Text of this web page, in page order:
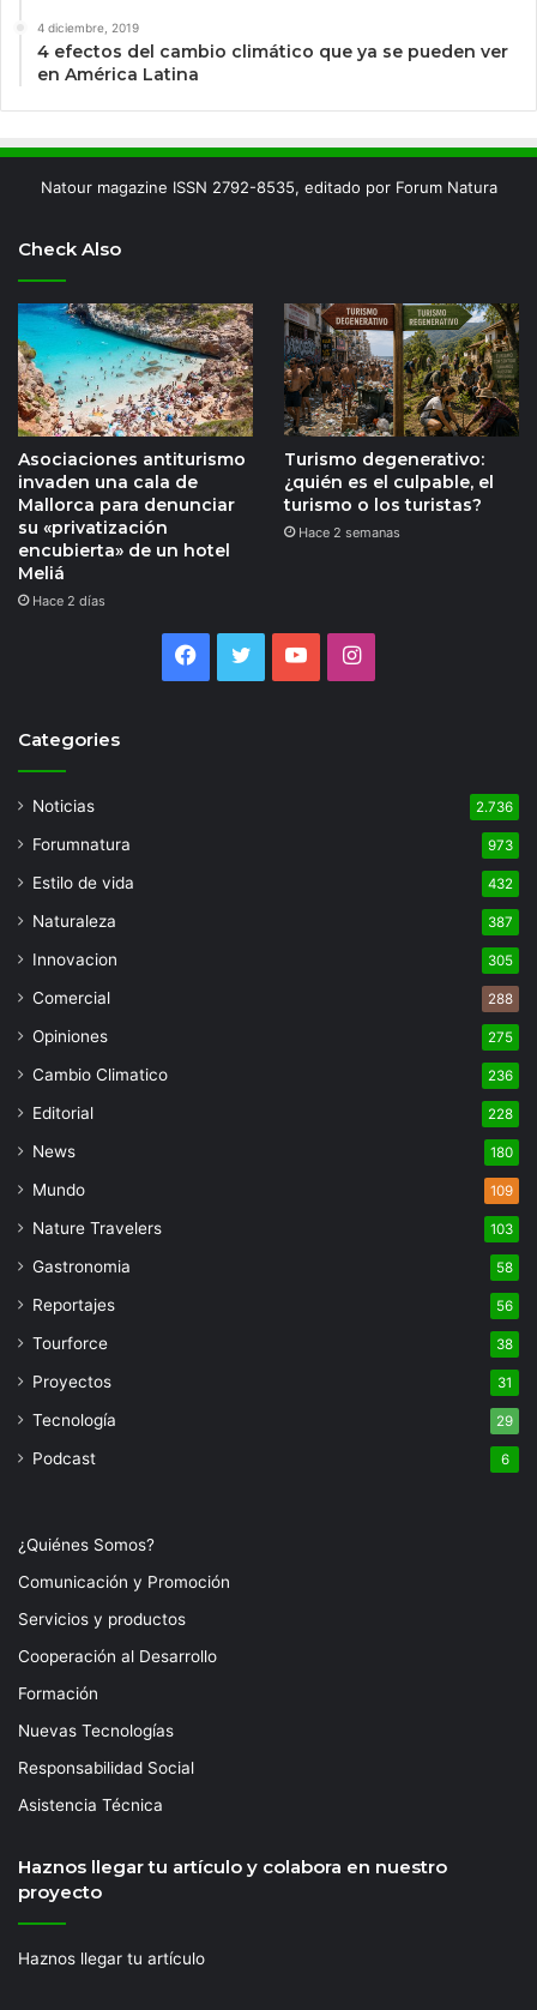
4 diciembre, 2019
4 efectos del cambio climático que ya se pueden ver
en América Latina
Natour magazine ISSN 2792-8535, editado por Forum Natura
Check Also
Asociaciones antiturismo
invaden una cala de
Mallorca para denunciar
su «privatización
encubierta» de un hotel
Meliá
Hace 2 días
Turismo degenerativo:
¿quién es el culpable, el
turismo o los turistas?
Hace 2 semanas
Facebook
TwitterYouTubeInstagram
Categories
Noticias 2.736
Forumnatura 973
Estilo de vida 432
Naturaleza 387
Innovacion 305
Comercial 288
Opiniones 275
Cambio Climatico 236
Editorial 228
News 180
Mundo 109
Nature Travelers 103
Gastronomia 58
Reportajes 56
Tourforce 38
Proyectos 31
Tecnología 29
Podcast 6
¿Quiénes Somos?
Comunicación y Promoción
Servicios y productos
Cooperación al Desarrollo
Formación
Nuevas Tecnologías
Responsabilidad Social
Asistencia Técnica
Haznos llegar tu artículo y colabora en nuestro
proyecto
Haznos llegar tu artículo